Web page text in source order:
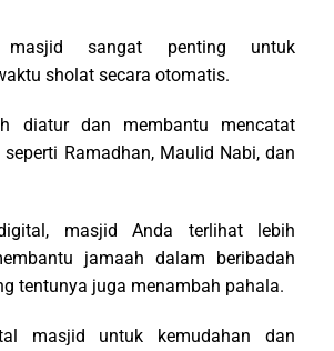
sangat penting untuk
sholat secara otomatis.
diatur dan membantu mencatat
Ramadhan, Maulid Nabi, dan
masjid Anda terlihat lebih
jamaah dalam beribadah
tentunya juga menambah pahala.
masjid untuk kemudahan dan